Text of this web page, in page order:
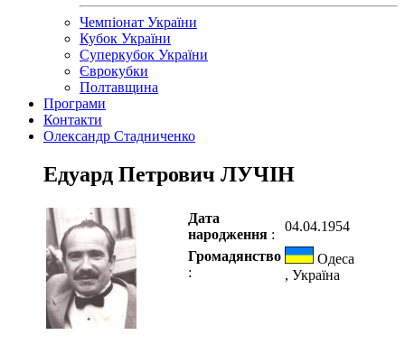
Чемпіонат України
Кубок України
Суперкубок України
Єврокубки
Полтавщина
Програми
Контакти
Олександр Стадниченко
Едуард Петрович ЛУЧІН
Дата
народження :
04.04.1954
Громадянство
:
Одеса
, Україна